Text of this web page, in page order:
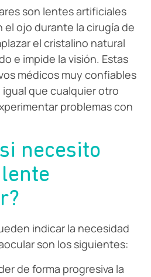
son lentes artificiales
el ojo durante la cirugía de
el cristalino natural
e impide la visión. Estas
médicos muy confiables
que cualquier otro
problemas con
necesito
indicar la necesidad
son los siguientes:
de forma progresiva la